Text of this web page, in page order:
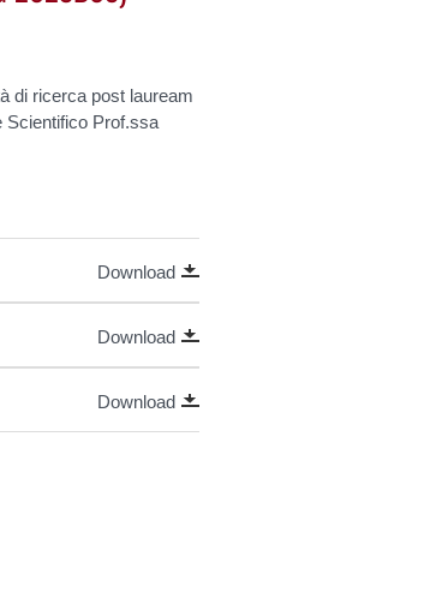
di ricerca post lauream
Scientifico Prof.ssa
Download
Download
Download